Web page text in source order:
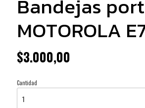
Bandejas
MOTOROLA
$3.000,00
Cantidad